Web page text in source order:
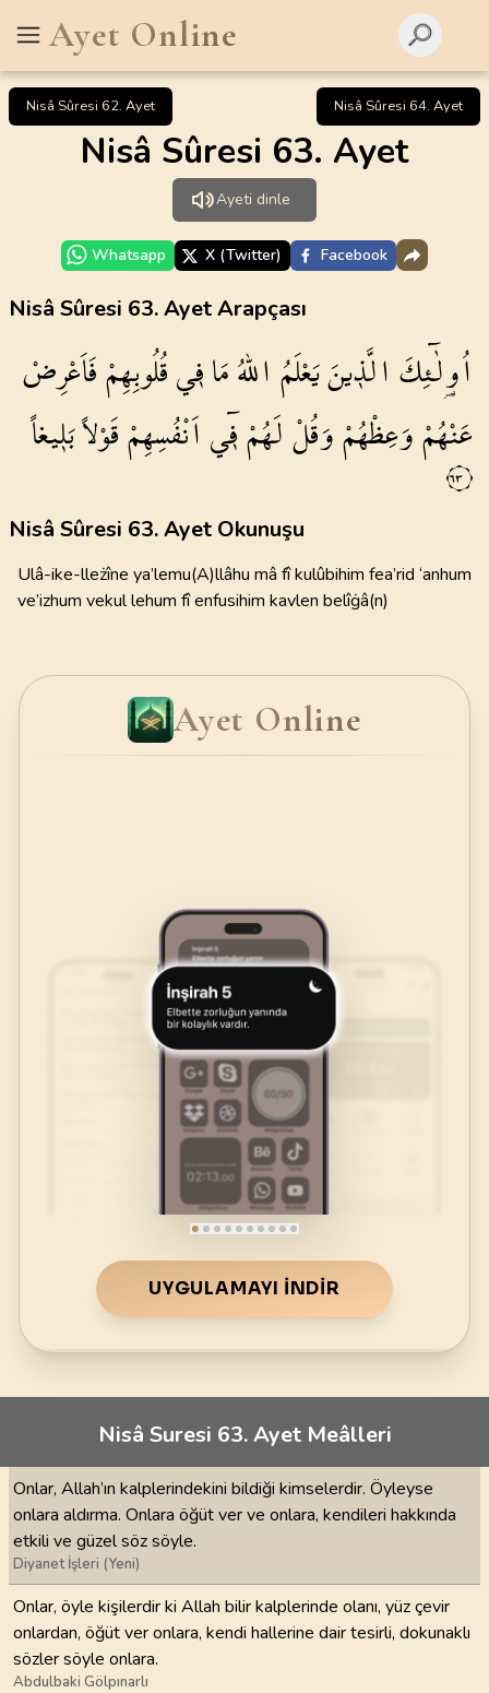
Ayet Online
Nisâ Sûresi 62. Ayet Nisâ Sûresi 64. Ayet
Nisâ Sûresi 63. Ayet
Ayeti dinle
Whatsapp X (Twitter) Facebook
Nisâ Sûresi 63. Ayet Arapçası
اُو۬لٰٓئِكَالَّذ۪ينَيَعْلَمُاللّٰهُمَاف۪يقُلُوبِهِمْفَاَعْرِضْ
عَنْهُمْوَعِظْهُمْوَقُلْلَهُمْف۪ٓياَنْفُسِهِمْقَوْلاًبَل۪يغاً
٦٣
Nisâ Sûresi 63. Ayet Okunuşu
Ulâ-ike-lleżîne ya’lemu(A)llâhu mâ fî kulûbihim fea’rid ‘anhum
ve’izhum vekul lehum fî enfusihim kavlen belîġâ(n)
Ayet Online
UYGULAMAYI İNDIR
Nisâ Suresi 63. Ayet Meâlleri
Onlar, Allah’ın kalplerindekini bildiği kimselerdir. Öyleyse
onlara aldırma. Onlara öğüt ver ve onlara, kendileri hakkında
etkili ve güzel söz söyle.
Diyanet İşleri (Yeni)
Onlar, öyle kişilerdir ki Allah bilir kalplerinde olanı, yüz çevir
onlardan, öğüt ver onlara, kendi hallerine dair tesirli, dokunaklı
sözler söyle onlara.
Abdulbaki Gölpınarlı